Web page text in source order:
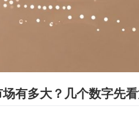
有多大？几个数字先